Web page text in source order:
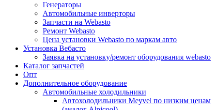
Генераторы
Автомобильные инверторы
Запчасти на Webasto
Ремонт Webasto
Цена установки Webasto по маркам авто
Установка Вебасто
Заявка на установку/ремонт оборудования webasto
Каталог запчастей
Опт
Дополнительное оборудование
Автомобильные холодильники
Автохолодильники Meyvel по низким ценам